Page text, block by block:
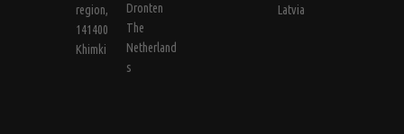
region,
141400
Khimki
Dronten
The
Netherland
s
Latvia